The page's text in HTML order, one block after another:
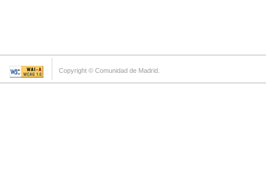
Copyright © Comunidad de Madrid.